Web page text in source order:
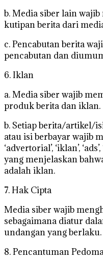
b. Media siber lain
kutipan berita dari
c. Pencabutan berita
pencabutan dan
6. Iklan
a. Media siber wajib
produk berita dan iklan.
b. Setiap berita/artikel/
atau isi berbayar wajib
‘advertorial’, ‘iklan’,
yang menjelaskan
adalah iklan.
7. Hak Cipta
Media siber wajib
sebagaimana diatur
undangan yang berlaku.
8. Pencantuman